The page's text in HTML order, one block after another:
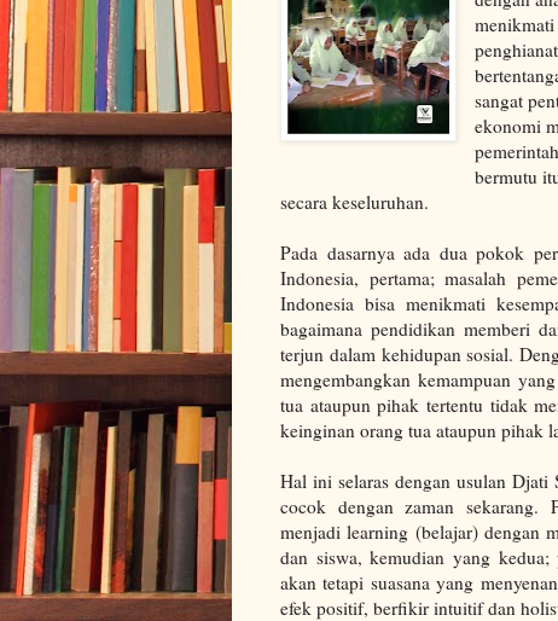
sangat
ekonomi
bermutu
secara keseluruhan.
Pada dasarnya ada dua pokok
Indonesia, pertama; masalah
Indonesia bisa menikmati
bagaimana pendidikan memberi
terjun dalam kehidupan sosial.
mengembangkan kemampuan
tua ataupun pihak tertentu tidak
keinginan orang tua ataupun pihak
Hal ini selaras dengan usulan Djati
cocok dengan zaman sekarang.
menjadi learning (belajar) dengan
dan siswa, kemudian yang
akan tetapi suasana yang
efek positif, berfikir intuitif dan